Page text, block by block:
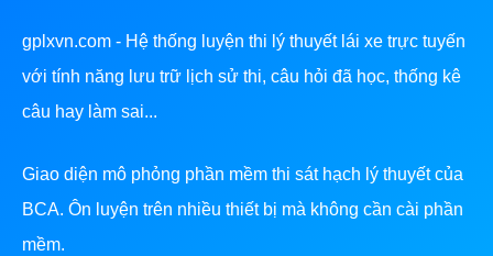
gplxvn.com - Hệ thống luyện thi lý thuyết lái xe trực tuyến
với tính năng lưu trữ lịch sử thi, câu hỏi đã học, thống kê
câu hay làm sai...
Giao diện mô phỏng phần mềm thi sát hạch lý thuyết của
BCA. Ôn luyện trên nhiều thiết bị mà không cần cài phần
mềm.